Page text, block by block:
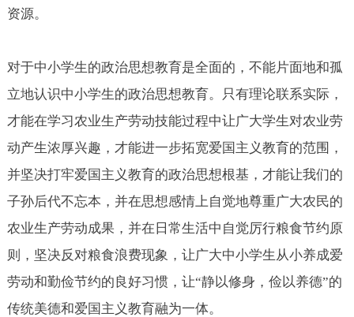
资源。
对于中小学生的政治思想教育是全面的，不能片面地和孤
立地认识中小学生的政治思想教育。只有理论联系实际，
才能在学习农业生产劳动技能过程中让广大学生对农业劳
动产生浓厚兴趣，才能进一步拓宽爱国主义教育的范围，
并坚决打牢爱国主义教育的政治思想根基，才能让我们的
子孙后代不忘本，并在思想感情上自觉地尊重广大农民的
农业生产劳动成果，并在日常生活中自觉厉行粮食节约原
则，坚决反对粮食浪费现象，让广大中小学生从小养成爱
劳动和勤俭节约的良好习惯，让“静以修身，俭以养德”的
传统美德和爱国主义教育融为一体。